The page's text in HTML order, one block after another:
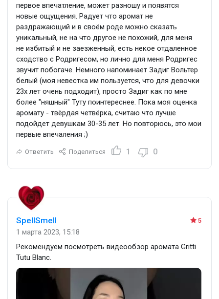
первое впечатление, может разношу и появятся
новые ощущения. Радует что аромат не
раздражающий и в своём роде можно сказать
уникальный, не на что другое не похожий, для меня
не избитый и не заезженный, есть некое отдаленное
сходство с Родригесом, но лично для меня Родригес
звучит побогаче. Немного напоминает Задиг Вольтер
белый (моя невестка им пользуется, что для девочки
23х лет очень подходит), просто Задиг как по мне
более "няшный" Туту поинтереснее. Пока моя оценка
аромату - твёрдая четвёрка, считаю что лучше
подойдет девушкам 30-35 лет. Но повторюсь, это мои
первые впечаления ;)
Ответить Поделиться 1 0
5
SpellSmell
1 марта 2023, 15:18
Рекомендуем посмотреть видеообзор аромата Gritti
Tutu Blanc.